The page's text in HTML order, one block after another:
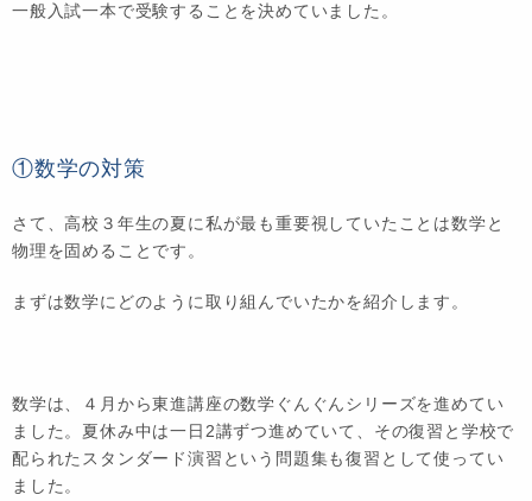
一般入試一本で受験することを決めていました。
①数学の対策
さて、高校３年生の夏に私が最も重要視していたことは数学と
物理を固めることです。
まずは数学にどのように取り組んでいたかを紹介します。
数学は、４月から東進講座の数学ぐんぐんシリーズを進めてい
ました。夏休み中は一日2講ずつ進めていて、その復習と学校で
配られたスタンダード演習という問題集も復習として使ってい
ました。